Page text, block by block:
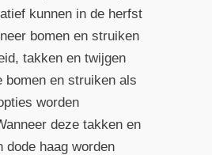
kunnen in de herfst
bomen en struiken
takken en twijgen
bomen en struiken als
worden
deze takken en
dode haag worden